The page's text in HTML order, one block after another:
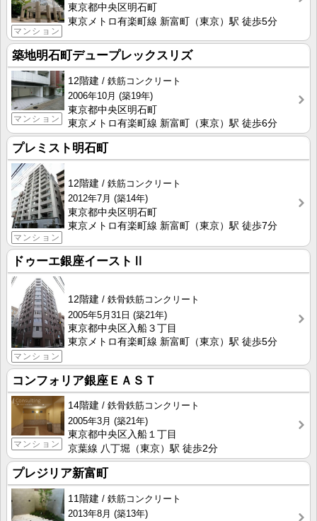
マンション
東京都中央区明石町
東京メトロ有楽町線 新富町（東京）駅 徒歩5分
築地明石町デュープレックスリズ
マンション
12階建
鉄筋コンクリート
2006年10月 (築19年)
東京都中央区明石町
東京メトロ有楽町線 新富町（東京）駅 徒歩6分
プレミスト明石町
マンション
12階建
鉄筋コンクリート
2012年7月 (築14年)
東京都中央区明石町
東京メトロ有楽町線 新富町（東京）駅 徒歩7分
ドゥーエ銀座イーストⅡ
マンション
12階建
鉄骨鉄筋コンクリート
2005年5月31日 (築21年)
東京都中央区入船３丁目
東京メトロ有楽町線 新富町（東京）駅 徒歩5分
コンフォリア銀座ＥＡＳＴ
マンション
14階建
鉄骨鉄筋コンクリート
2005年3月 (築21年)
東京都中央区入船１丁目
京葉線 八丁堀（東京）駅 徒歩2分
プレジリア新富町
11階建
鉄筋コンクリート
2013年8月 (築13年)